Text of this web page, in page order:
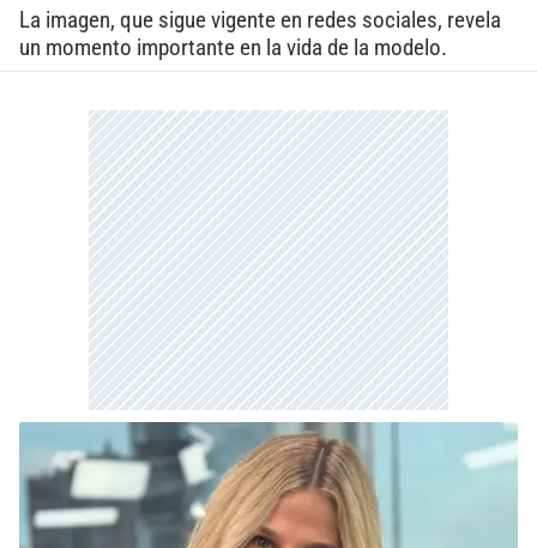
La imagen, que sigue vigente en redes sociales, revela
un momento importante en la vida de la modelo.